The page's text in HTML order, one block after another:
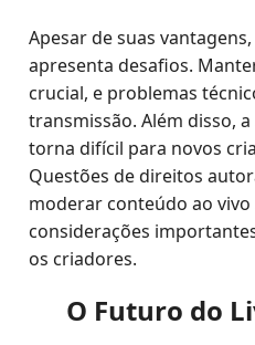
Apesar de suas
apresenta desafios.
crucial, e problemas
transmissão. Além disso,
torna difícil para novos
Questões de direitos
moderar conteúdo ao
considerações
os criadores.
O Futuro do